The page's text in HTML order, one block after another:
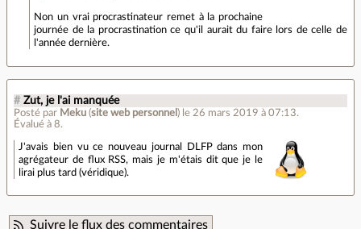
Non un vrai procrastinateur remet à la prochaine
journée de la procrastination ce qu'il aurait du faire lors de celle de
l'année dernière.
# Zut, je l'ai manquée
Posté par Meku (site web personnel ) le 26 mars 2019 à 07:13.
Évalué à 8.
J'avais bien vu ce nouveau journal DLFP dans mon
agrégateur de flux RSS, mais je m'étais dit que je le
lirai plus tard (véridique).
Suivre le flux des commentaires